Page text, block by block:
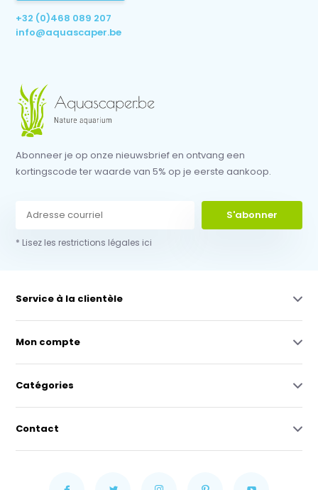
+32 (0)468 089 207
info@aquascaper.be
Abonneer je op onze nieuwsbrief en ontvang een
kortingscode ter waarde van 5% op je eerste aankoop.
S'abonner
* Lisez les restrictions légales ici
Service à la clientèle
Mon compte
Catégories
Contact